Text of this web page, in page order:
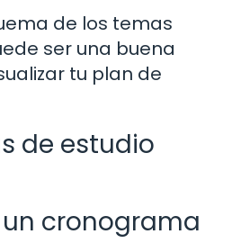
de los temas
ser una buena
tu plan de
de estudio
cronograma